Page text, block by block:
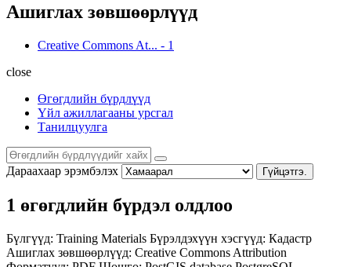
Ашиглах зөвшөөрлүүд
Creative Commons At... - 1
close
Өгөгдлийн бүрдлүүд
Үйл ажиллагааны урсгал
Танилцуулга
Дараахаар эрэмбэлэх Гүйцэтгэ.
1 өгөгдлийн бүрдэл олдлоо
Бүлгүүд: Training Materials Бүрэлдэхүүн хэсгүүд: Кадастр
Ашиглах зөвшөөрлүүд: Creative Commons Attribution